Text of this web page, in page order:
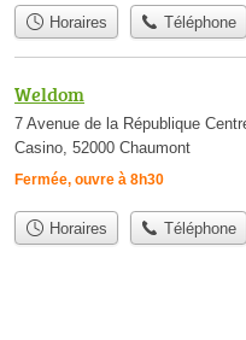
Horaires Téléphone
Weldom
7 Avenue de la République
Casino, 52000 Chaumont
Fermée, ouvre à 8h30
Horaires Téléphone